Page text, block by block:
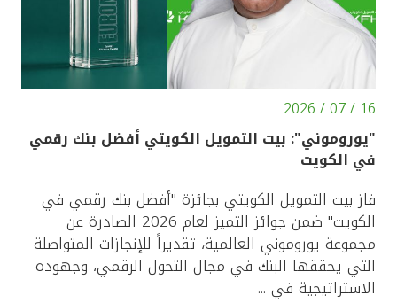
16 / 07 / 2026
"يوروموني": بيت التمويل الكويتي أفضل بنك رقمي
في الكويت
فاز بيت التمويل الكويتي بجائزة "أفضل بنك رقمي في
الكويت" ضمن جوائز التميز لعام 2026 الصادرة عن
مجموعة يوروموني العالمية، تقديراً للإنجازات المتواصلة
التي يحققها البنك في مجال التحول الرقمي، وجهوده
الاستراتيجية في ...